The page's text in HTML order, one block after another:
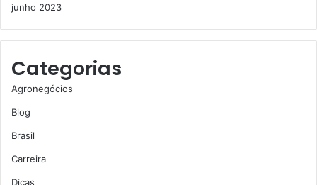
junho 2023
Categorias
Agronegócios
Blog
Brasil
Carreira
Dicas